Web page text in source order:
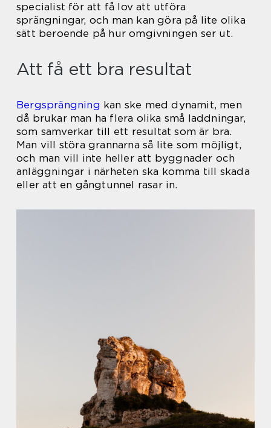
specialist för att få lov att utföra
sprängningar, och man kan göra på lite olika
sätt beroende på hur omgivningen ser ut.
Att få ett bra resultat
Bergsprängning kan ske med dynamit, men
då brukar man ha flera olika små laddningar,
som samverkar till ett resultat som är bra.
Man vill störa grannarna så lite som möjligt,
och man vill inte heller att byggnader och
anläggningar i närheten ska komma till skada
eller att en gångtunnel rasar in.